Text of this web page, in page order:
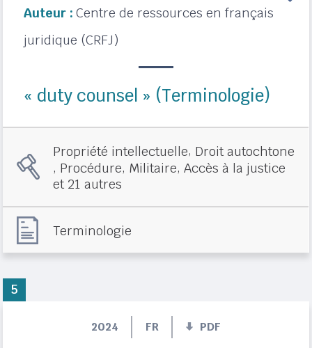
Auteur : Centre de ressources en français
juridique (CRFJ)
« duty counsel » (Terminologie)
Propriété intellectuelle, Droit autochtone
, Procédure, Militaire, Accès à la justice
et 21 autres
Terminologie
2024 FR PDF
5